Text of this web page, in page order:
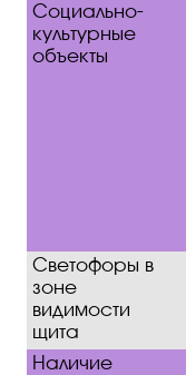
Социально-
культурные
объекты
Светофоры в
зоне
видимости
щита
Наличие